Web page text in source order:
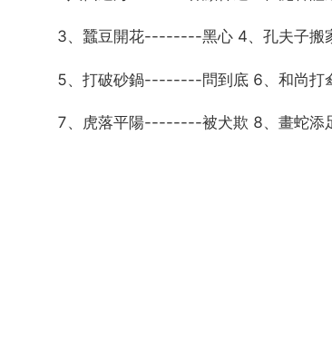
3、蠶豆開花--------黑心 4、孔夫子搬
5、打破砂鍋--------問到底 6、和尚
7、虎落平陽--------被犬欺 8、畫蛇